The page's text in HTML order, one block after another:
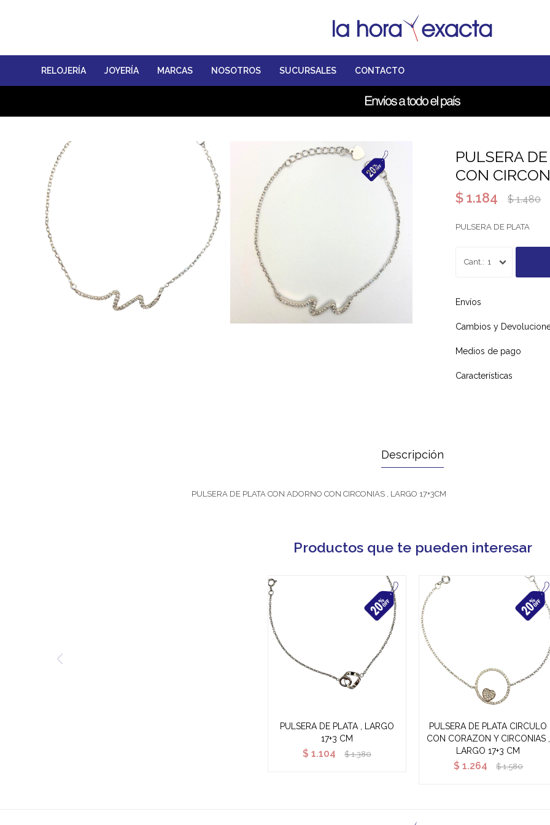
RELOJERÍA JOYERÍA MARCAS NOSOTROS SUCURSALES CONTACTO
PULSERA
CON
$1.184 $ 1.480
PULSERA DE PLATA
1
Envíos
Cambios y
Medios de pago
Características
Descripción
PULSERA DE PLATA CON ADORNO CON CIRCONIAS , LARGO 17+3CM
Productos que te pueden interesar
PULSERA DE PLATA , LARGO
17+3 CM
$ 1.104 $ 1.380
PULSERA DE PLATA CIRCULO
CON CORAZON Y CIRCONIAS ,
LARGO 17+3 CM
$ 1.264 $ 1.580